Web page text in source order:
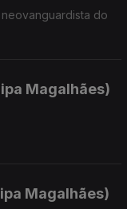
do
Magalhães)
Magalhães)